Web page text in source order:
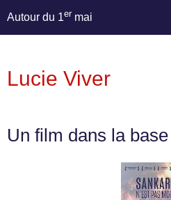
Autour du 1er mai
Lucie Viver
Un film dans la base